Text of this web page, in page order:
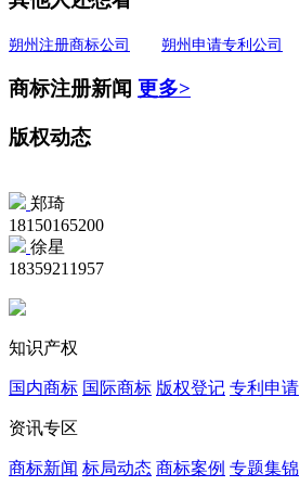
朔州注册商标公司 朔州申请专利公司
商标注册新闻 更多>
版权动态
郑琦
18150165200
徐星
18359211957
知识产权
国内商标 国际商标 版权登记 专利申请
资讯专区
商标新闻 标局动态 商标案例 专题集锦